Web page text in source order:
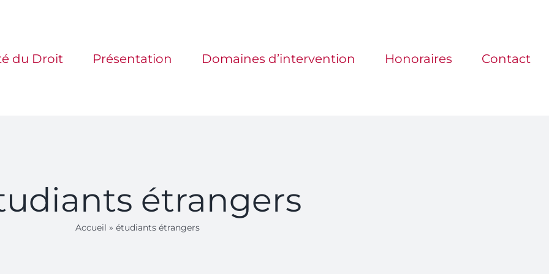
du Droit Présentation Domaines d’intervention Honoraires Contact
étrangers
Accueil » étudiants étrangers